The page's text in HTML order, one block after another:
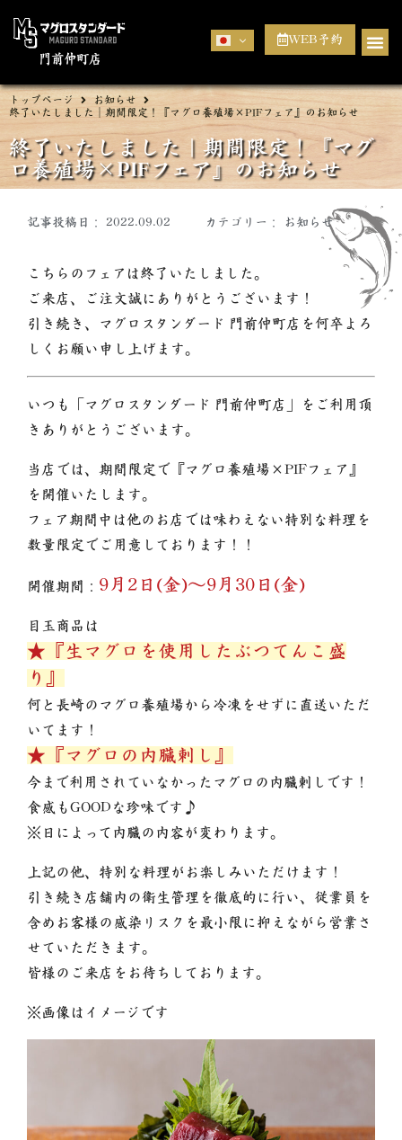
門前仲町店
WEB予約
トップページ
お知らせ
終了いたしました｜期間限定！『マグロ養殖場×PIFフェア』のお知らせ
終了いたしました｜期間限定！『マグ
ロ養殖場×PIFフェア』のお知らせ
記事投稿日： 2022.09.02 カテゴリー： お知らせ
こちらのフェアは終了いたしました。
ご来店、ご注文誠にありがとうございます！
引き続き、マグロスタンダード 門前仲町店 を何卒よろ
しくお願い申し上げます。
いつも「マグロスタンダード 門前仲町店
」をご利用頂
きありがとうございます。
当店では、期間限定で『マグロ養殖場×PIFフェア』
を開催いたします。
フェア期間中は他のお店では味わえない特別な料理を
数量限定でご用意しております！！
開催期間： 9月2日(金)～9月30日(金)
目玉商品は
★『生マグロを使用したぶつてんこ盛
り』
何と長崎のマグロ養殖場から冷凍をせずに直送いただ
いてます！
★『マグロの内臓刺し』
今まで利用されていなかったマグロの内臓刺しです！
食感もGOODな珍味です♪
※日によって内臓の内容が変わります。
上記の他、特別な料理がお楽しみいただけます！
引き続き店舗内の衛生管理を徹底的に行い、従業員を
含めお客様の感染リスクを最小限に抑えながら営業さ
せていただきます。
皆様のご来店をお待ちしております。
※画像はイメージです